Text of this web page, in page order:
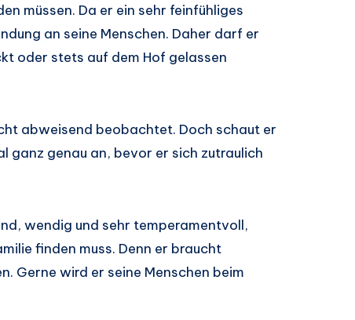
müssen. Da er ein sehr feinfühliges
an seine Menschen. Daher darf er
oder stets auf dem Hof gelassen
abweisend beobachtet. Doch schaut er
ganz genau an, bevor er sich zutraulich
wendig und sehr temperamentvoll,
finden muss. Denn er braucht
Gerne wird er seine Menschen beim